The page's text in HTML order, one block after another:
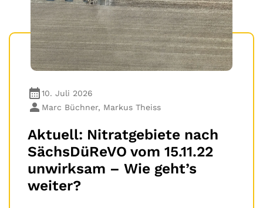
10. Juli 2026
Marc Büchner, Markus Theiss
Aktuell: Nitratgebiete nach
SächsDüReVO vom 15.11.22
unwirksam – Wie geht’s
weiter?